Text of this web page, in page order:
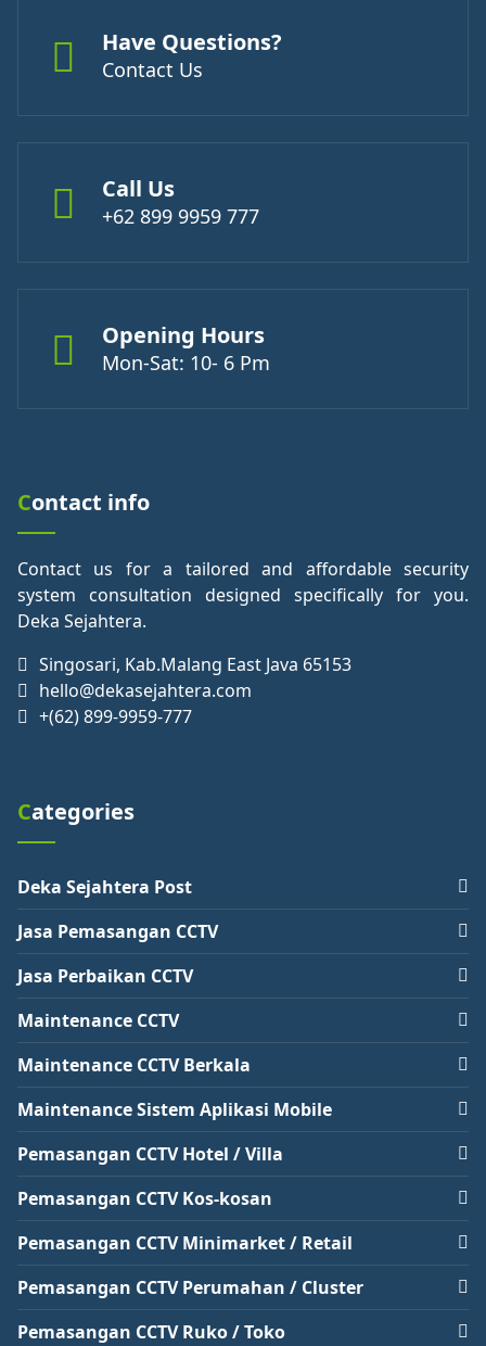
Have Questions?
Contact Us
Call Us
+62 899 9959 777
Opening Hours
Mon-Sat: 10- 6 Pm
Contact info
Contact us for a tailored and affordable security
system consultation designed specifically for you.
Deka Sejahtera.
Singosari, Kab.Malang East Java 65153
hello@dekasejahtera.com
+(62) 899-9959-777
Categories
Deka Sejahtera Post
Jasa Pemasangan CCTV
Jasa Perbaikan CCTV
Maintenance CCTV
Maintenance CCTV Berkala
Maintenance Sistem Aplikasi Mobile
Pemasangan CCTV Hotel / Villa
Pemasangan CCTV Kos-kosan
Pemasangan CCTV Minimarket / Retail
Pemasangan CCTV Perumahan / Cluster
Pemasangan CCTV Ruko / Toko